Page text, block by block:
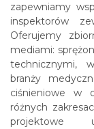
zapewniamy
inspektorów
Oferujemy
mediami:
technicznymi,
branży
ciśnieniowe w
różnych
projektowe